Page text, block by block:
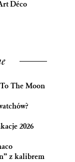
Déco
The Moon
2026
z kalibrem